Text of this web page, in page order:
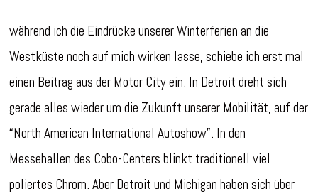
während ich die Eindrücke unserer Winterferien an die
Westküste noch auf mich wirken lasse, schiebe ich erst mal
einen Beitrag aus der Motor City ein. In Detroit dreht sich
gerade alles wieder um die Zukunft unserer Mobilität, auf der
“North American International Autoshow”. In den
Messehallen des Cobo-Centers blinkt traditionell viel
poliertes Chrom. Aber Detroit und Michigan haben sich über